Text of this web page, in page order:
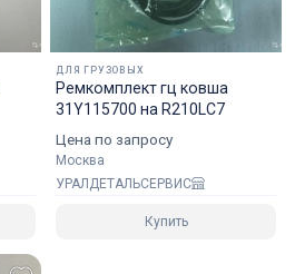
ДЛЯ ГРУЗОВЫХ
Ремкомплект гц ковша
31Y115700 на R210LC7
Цена по запросу
Москва
УРАЛДЕТАЛЬСЕРВИС
Купить